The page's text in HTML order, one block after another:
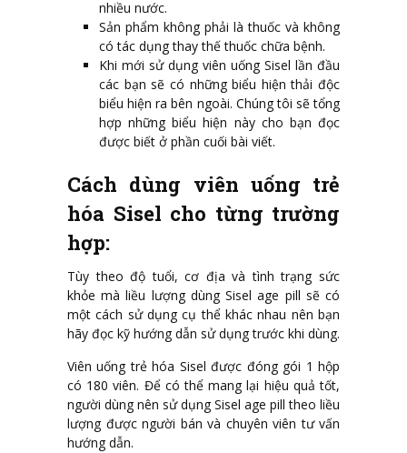
nhiều nước.
Sản phẩm không phải là thuốc và không
có tác dụng thay thế thuốc chữa bệnh.
Khi mới sử dụng viên uống Sisel lần đầu
các bạn sẽ có những biểu hiện thải độc
biểu hiện ra bên ngoài. Chúng tôi sẽ tổng
hợp những biểu hiện này cho bạn đọc
được biết ở phần cuối bài viết.
Cách dùng viên uống trẻ
hóa Sisel cho từng trường
hợp:
Tùy theo độ tuổi, cơ địa và tình trạng sức
khỏe mà liều lượng dùng Sisel age pill sẽ có
một cách sử dụng cụ thể khác nhau nên bạn
hãy đọc kỹ hướng dẫn sử dụng trước khi dùng.
Viên uống trẻ hóa Sisel được đóng gói 1 hộp
có 180 viên. Để có thể mang lại hiệu quả tốt,
người dùng nên sử dụng Sisel age pill theo liều
lượng được người bán và chuyên viên tư vấn
hướng dẫn.